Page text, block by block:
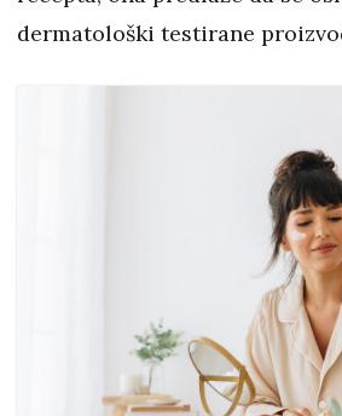
dermatološki testirane